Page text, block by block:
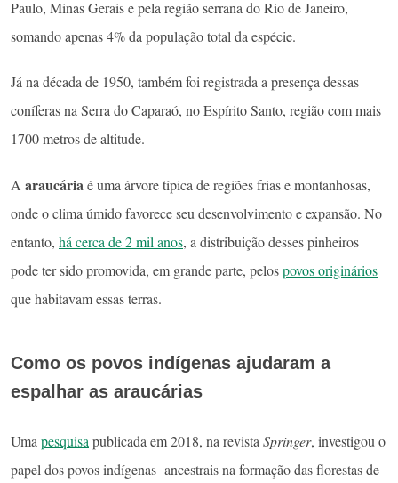
Paulo, Minas Gerais e pela região serrana do Rio de Janeiro,
somando apenas 4% da população total da espécie.
Já na década de 1950, também foi registrada a presença dessas
coníferas na Serra do Caparaó, no Espírito Santo, região com mais
1700 metros de altitude.
A araucária é uma árvore típica de regiões frias e montanhosas,
onde o clima úmido favorece seu desenvolvimento e expansão. No
entanto, há cerca de 2 mil anos, a distribuição desses pinheiros
pode ter sido promovida, em grande parte, pelospovos originários
que habitavam essas terras.
Como os povos indígenas ajudaram a
espalhar as araucárias
Uma pesquisa publicada em 2018, na revista Springer, investigou o
papel dos povos indígenas ancestrais na formação das florestas de